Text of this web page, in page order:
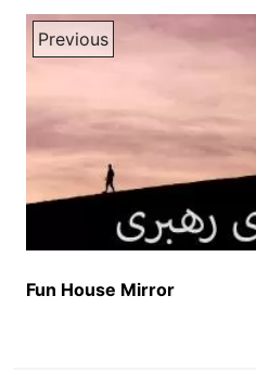
Previous
Fun House Mirror